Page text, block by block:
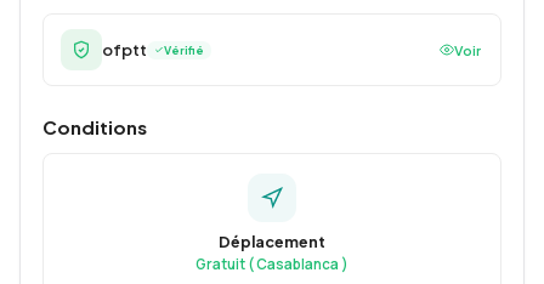
ofptt Vérifié Voir
Conditions
Déplacement
Gratuit ( Casablanca )